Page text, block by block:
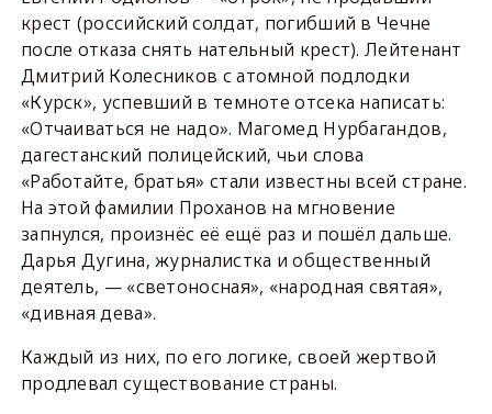
крест (российский солдат, погибший в Чечне
после отказа снять нательный крест). Лейтенант
Дмитрий Колесников с атомной подлодки
«Курск», успевший в темноте отсека написать:
«Отчаиваться не надо». Магомед Нурбагандов,
дагестанский полицейский, чьи слова
«Работайте, братья» стали известны всей стране.
На этой фамилии Проханов на мгновение
запнулся, произнёс её ещё раз и пошёл дальше.
Дарья Дугина, журналистка и общественный
деятель, — «светоносная», «народная святая»,
«дивная дева».
Каждый из них, по его логике, своей жертвой
продлевал существование страны.